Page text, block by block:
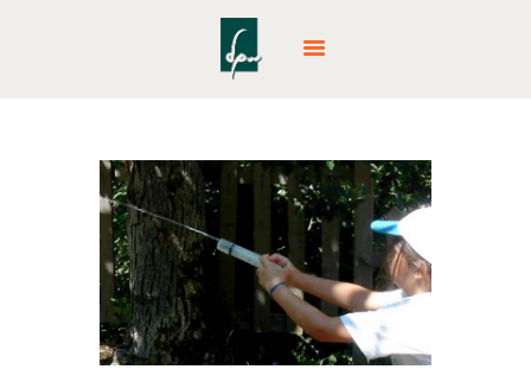
ΑΡΧΙΚΉ
ΕΚΠΑΙΔΕΥΤΙΚΆ
ΠΡΟΓΡΆΜΜΑΤΑ
ΔΡΆΣΕΙΣ & ΕΚΔΡΟΜΈΣ
PARTY
CAMPS
ΕΤΑΙΡΙΚΈΣ ΔΡΆΣΕΙΣ